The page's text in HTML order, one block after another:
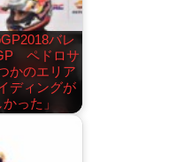
バレ
ペドロサ
かのエリア
ディングが
った」